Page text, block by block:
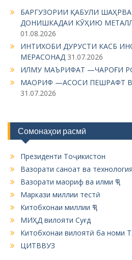
o
БАРГУЗОРИИ ҚАБУЛИ
ДОНИШКАДАИ КӮҲИЮ
01.08.2026
ИНТИХОБИ ДУРУСТИ КАСБ
МЕРАСОНАД 31.07.2026
ИЛМУ МАЪРИФАТ —ЧАРОҒИ
МАОРИФ —АСОСИ ПЕШРАФТ
31.07.2026
Сомонаҳои расмӣ
Президенти Тоҷикистон
Вазорати саноат ва
Вазорати маориф ва илми ҶТ
Маркази миллии тестӣ
Китобхонаи миллии ҶТ
МИҲД вилояти Суғд
Китобхонаи вилоятӣ ба номи
ЦИТВВУЗ